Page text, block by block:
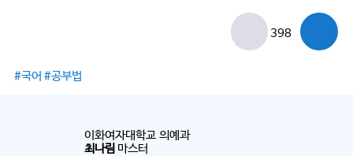
398
#국어 #공부법
이화여자대학교 의예과
최나림마스터